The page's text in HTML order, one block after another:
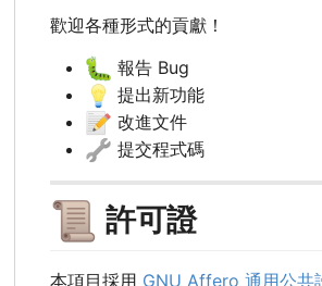
歡迎各種形式的貢獻！
🐛 報告 Bug
💡 提出新功能
📝 改進文件
🔧 提交程式碼
📜 許可證
本項目採用 GNU Affero 通用公共